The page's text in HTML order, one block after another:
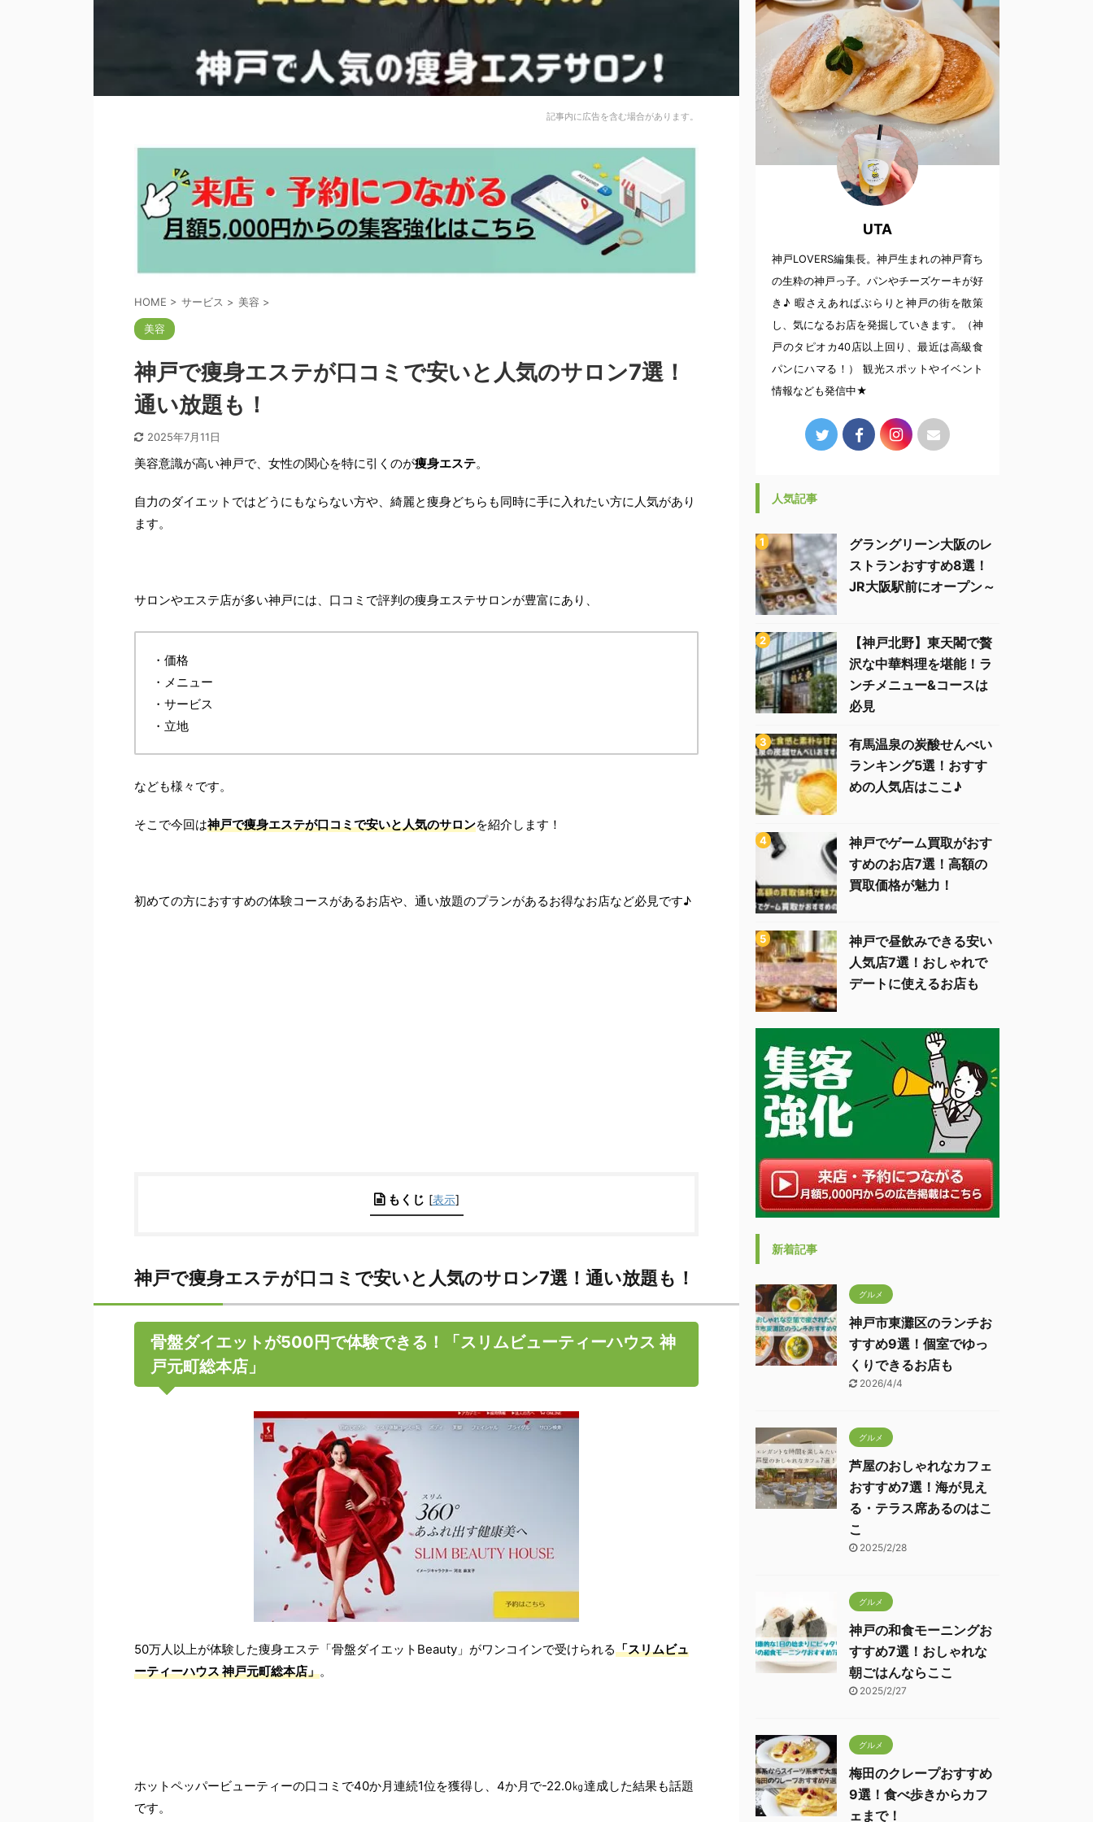
記事内に広告を含む場合があります。
HOME > サービス > 美容 >
美容
神戸で痩身エステが口コミで安いと人気のサロン7選！
通い放題も！
2025年7月11日
美容意識が高い神戸で、女性の関心を特に引くのが痩身エステ。
自力のダイエットではどうにもならない方や、綺麗と痩身どちらも同時に手に入れたい方に人気があり
ます。
サロンやエステ店が多い神戸には、口コミで評判の痩身エステサロンが豊富にあり、
・価格
・メニュー
・サービス
・立地
なども様々です。
そこで今回は神戸で痩身エステが口コミで安いと人気のサロンを紹介します！
初めての方におすすめの体験コースがあるお店や、通い放題のプランがあるお得なお店など必見です♪
もくじ [表示]
神戸で痩身エステが口コミで安いと人気のサロン7選！通い放題も！
骨盤ダイエットが500円で体験できる！「スリムビューティーハウス 神
戸元町総本店」
50万人以上が体験した痩身エステ「骨盤ダイエットBeauty」がワンコインで受けられる「スリムビュ
ーティーハウス 神戸元町総本店」。
ホットペッパービューティーの口コミで40か月連続1位を獲得し、4か月で-22.0㎏達成した結果も話題
です。
UTA
神戸LOVERS編集長。神戸生まれの神戸育ち
の生粋の神戸っ子。パンやチーズケーキが好
き♪ 暇さえあればぶらりと神戸の街を散策
し、気になるお店を発掘していきます。（神
戸のタピオカ40店以上回り、最近は高級食
パンにハマる！） 観光スポットやイベント
情報なども発信中★
人気記事
グラングリーン大阪のレ
ストランおすすめ8選！
JR大阪駅前にオープン～
【神戸北野】東天閣で贅
沢な中華料理を堪能！ラ
ンチメニュー&コースは
必見
有馬温泉の炭酸せんべい
ランキング5選！おすす
めの人気店はここ♪
神戸でゲーム買取がおす
すめのお店7選！高額の
買取価格が魅力！
神戸で昼飲みできる安い
人気店7選！おしゃれで
デートに使えるお店も
新着記事
グルメ
神戸市東灘区のランチお
すすめ9選！個室でゆっ
くりできるお店も
2026/4/4
グルメ
芦屋のおしゃれなカフェ
おすすめ7選！海が見え
る・テラス席あるのはこ
こ
2025/2/28
グルメ
神戸の和食モーニングお
すすめ7選！おしゃれな
朝ごはんならここ
2025/2/27
グルメ
梅田のクレープおすすめ
9選！食べ歩きからカフ
ェまで！